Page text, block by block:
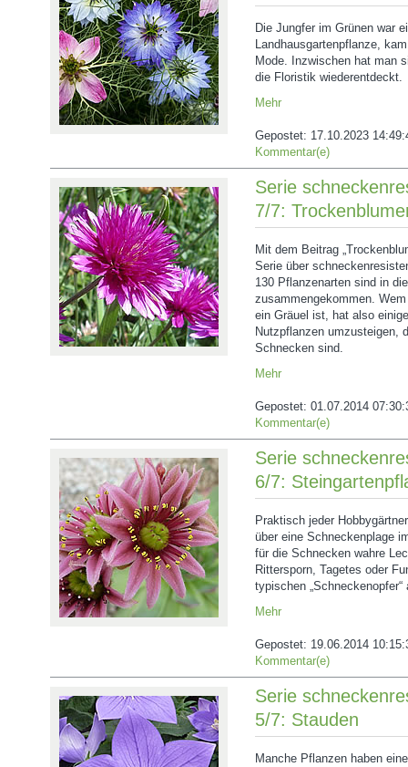
Die Jungfer im Grünen war
Landhausgartenpflanze,
Mode. Inzwischen hat man
die Floristik wiederentdeckt.
Mehr
Gepostet: 17.10.2023
Kommentar(e)
Serie
7/7:
Mit dem Beitrag
Serie über
130 Pflanzenarten sind in
zusammengekommen.
ein Gräuel ist, hat also
Nutzpflanzen umzusteigen,
Schnecken sind.
Mehr
Gepostet: 01.07.2014
Kommentar(e)
Serie
6/7:
Praktisch jeder
über eine Schneckenplage
für die Schnecken wahre
Rittersporn, Tagetes oder
typischen
Mehr
Gepostet: 19.06.2014
Kommentar(e)
Serie
5/7: Stauden
Manche Pflanzen haben